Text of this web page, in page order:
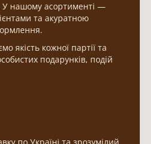
У нашому асортименті —
та акуратною
кожної партії та
подарунків, подій